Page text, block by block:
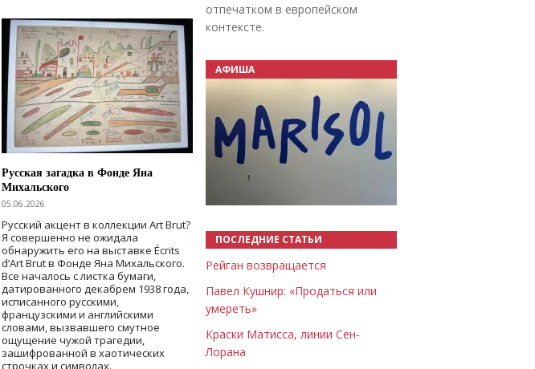
Русская загадка в Фонде Яна
Михальского
05.06.2026
Русский акцент в коллекции Art Brut?
Я совершенно не ожидала
обнаружить его на выставке Écrits
d’Art Brut в Фонде Яна Михальского.
Все началось с листка бумаги,
датированного декабрем 1938 года,
исписанного русскими,
французскими и английскими
словами, вызвавшего смутное
ощущение чужой трагедии,
зашифрованной в хаотических
строчках и символах.
отпечатком в европейском
контексте.
АФИША
ПОСЛЕДНИЕ СТАТЬИ
Рейган возвращается
Павел Кушнир: «Продаться или
умереть»
Краски Матисса, линии Сен-
Лорана